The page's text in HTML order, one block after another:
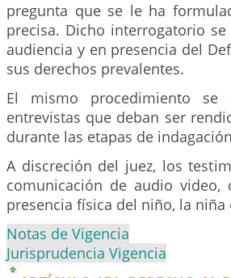
pregunta que se le ha
precisa. Dicho interrogatorio
audiencia y en presencia del
sus derechos prevalentes.
El mismo procedimiento se
entrevistas que deban ser
durante las etapas de
A discreción del juez, los
comunicación de audio
presencia física del niño, la niña
Notas de Vigencia
Jurisprudencia Vigencia